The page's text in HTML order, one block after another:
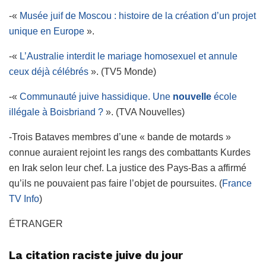
-« Musée juif de Moscou : histoire de la création d’un projet
unique en Europe ».
-« L’Australie interdit le mariage homosexuel et annule
ceux déjà célébrés ». (TV5 Monde)
-« Communauté juive hassidique. Une nouvelle école
illégale à Boisbriand ? ». (TVA Nouvelles)
-Trois Bataves membres d’une « bande de motards »
connue auraient rejoint les rangs des combattants Kurdes
en Irak selon leur chef. La justice des Pays-Bas a affirmé
qu’ils ne pouvaient pas faire l’objet de poursuites. (France
TV Info)
ÉTRANGER
La citation raciste juive du jour